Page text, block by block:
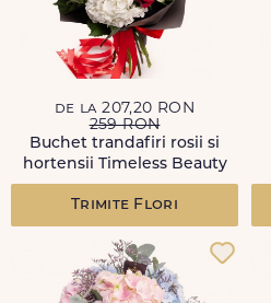
de la 207,20 RON
259 RON
Buchet trandafiri rosii si
hortensii Timeless Beauty
Trimite Flori